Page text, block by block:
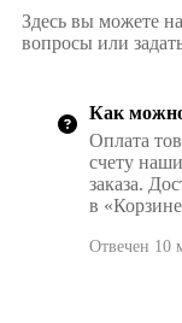
Здесь вы можете
вопросы или
Как можно
Оплата
счету
заказа.
в
Отвечен 10